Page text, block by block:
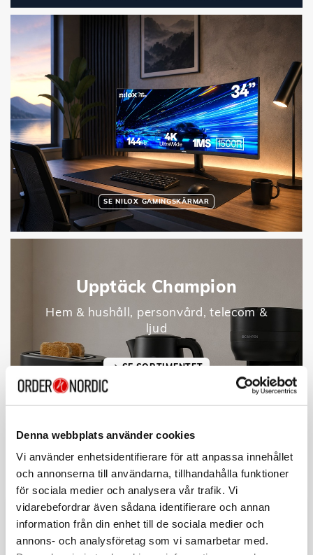
Denna webbplats använder cookies
Vi använder enhetsidentifierare för att anpassa innehållet
och annonserna till användarna, tillhandahålla funktioner
för sociala medier och analysera vår trafik. Vi
vidarebefordrar även sådana identifierare och annan
information från din enhet till de sociala medier och
annons- och analysföretag som vi samarbetar med.
SE NILOX GAMINGSKÄRMAR
Upptäck Champion
Hem & hushåll, personvård, telecom &
ljud
SE SORTIMENTET